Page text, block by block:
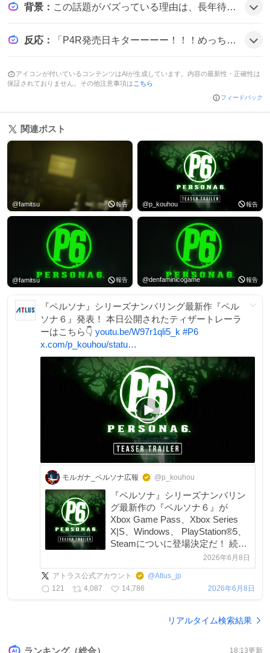
背景 ： この話題がバズっている理由は、長年待ち望まれていた『ペルソナ４』のフルリメイクがついに公式発表され、発売日と同時に映像が公開されたことで、ファンの期待感が一気に高まった可能性がある。
反応 ： 「P4R発売日キターーーー！！！めっちゃ楽しみです！」「わああああああああああああああああああああああ やります！！！！！！！！！！！！！！！！！！ 大好きなP4が帰ってくるんだ！！！！！！！！」「ペルソナ４ リバイバル、2027年2月発売決定にファン歓喜「キター！」」といった声が多数上がり、期待と喜びが溢れる雰囲気だ。
アイコンが付いているコンテンツはAIが生成しています。内容の最新性・正確性は
保証されておりません。その他注意事項はこちら
フィードバック
関連ポスト
@famitsu 報告 @p_kouhou 報告
@famitsu 報告 @denfaminicogame 報告
『ペルソナ』シリーズナンバリング最新作『ペル
ソナ６』発表！ 本日公開されたティザートレーラ
ーはこちら👇 youtu.be/W97r1qli5_k #P6
x.com/p_kouhou/statu…
モルガナ_ペルソナ広報 @p_kouhou
『ペルソナ』シリーズナンバリン
グ最新作の『ペルソナ６』が
Xbox Game Pass、Xbox Series
X|S、Windows、 PlayStation®5、
Steamについに登場決定だ！ 続報
を楽しみにしてくれよな！
youtu.be/W97r1qli5_k #P6
2026年6月8日
アトラス公式アカウント @Atlus_jp
121
4,087 14,786 2026年6月8日
リアルタイム検索結果
ランキング（総合） 18:13更新